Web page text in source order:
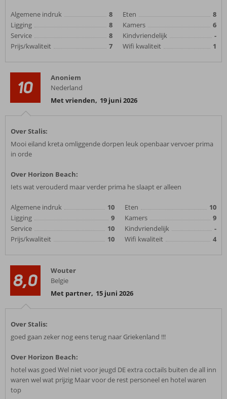
Algemene indruk
8
Ligging
8
Service
8
Prijs/kwaliteit
7
Eten
8
Kamers
6
Kindvriendelijk
-
Wifi kwaliteit
1
10
Anoniem
Nederland
Met vrienden, 19 juni 2026
Over Stalis:
Mooi eiland kreta omliggende dorpen leuk openbaar vervoer prima
in orde
Over Horizon Beach:
Iets wat verouderd maar verder prima he slaapt er alleen
Algemene indruk
10
Ligging
9
Service
10
Prijs/kwaliteit
10
Eten
10
Kamers
9
Kindvriendelijk
-
Wifi kwaliteit
4
8,0
Wouter
Belgie
Met partner, 15 juni 2026
Over Stalis:
goed gaan zeker nog eens terug naar Griekenland !!!
Over Horizon Beach:
hotel was goed Wel niet voor jeugd DE extra coctails buiten de all inn
waren wel wat prijzig Maar voor de rest personeel en hotel waren
top